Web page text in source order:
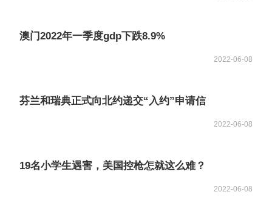
澳门2022年一季度gdp下跌8.9%
2022-06-08
芬兰和瑞典正式向北约递交“入约”申请信
2022-06-08
19名小学生遇害，美国控枪怎就这么难？
2022-06-08